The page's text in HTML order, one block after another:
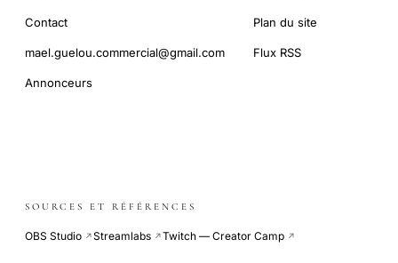
Contact
mael.guelou.commercial@gmail.com
Annonceurs
Plan du site
Flux RSS
SOURCES ET RÉFÉRENCES
OBS Studio ↗Streamlabs ↗Twitch — Creator Camp ↗